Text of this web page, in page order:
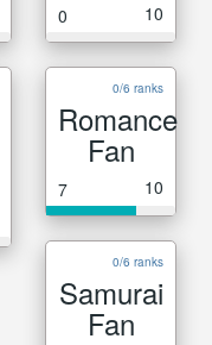
0 10
0/6 ranks
Romance
Fan
7 10
0/6 ranks
Samurai
Fan